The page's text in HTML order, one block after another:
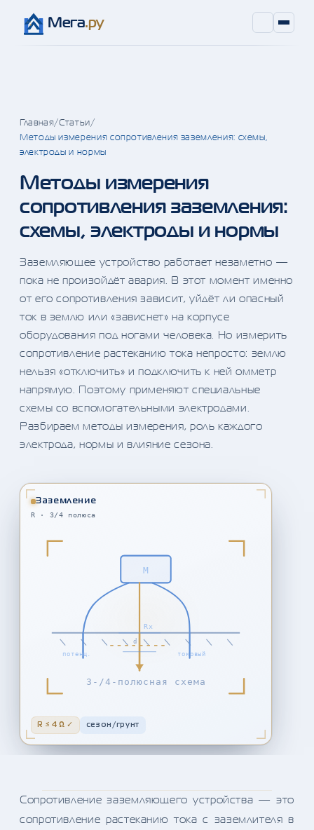
Мега.ру
Главная/Статьи/
Методы измерения сопротивления заземления: схемы,
электроды и нормы
Методы измерения
сопротивления заземления:
схемы, электроды и нормы
Заземляющее устройство работает незаметно —
пока не произойдёт авария. В этот момент именно
от его сопротивления зависит, уйдёт ли опасный
ток в землю или «зависнет» на корпусе
оборудования под ногами человека. Но измерить
сопротивление растеканию тока непросто: землю
нельзя «отключить» и подключить к ней омметр
напрямую. Поэтому применяют специальные
схемы со вспомогательными электродами.
Разбираем методы измерения, роль каждого
электрода, нормы и влияние сезона.
Заземление
R · 3/4 полюса
M
Rx
потенц. токовый
d
3-/4-полюсная схема
R ≤ 4 Ω ✓ сезон/грунт
Сопротивление заземляющего устройства — это
сопротивление растеканию тока с заземлителя в